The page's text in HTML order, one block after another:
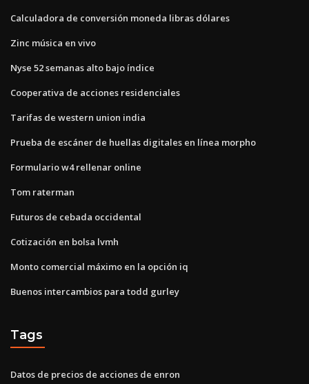
Calculadora de conversión moneda libras dólares
Zinc música en vivo
Nyse 52 semanas alto bajo índice
Cooperativa de acciones residenciales
Tarifas de western union india
Prueba de escáner de huellas digitales en línea morpho
Formulario w4 rellenar online
Tom raterman
Futuros de cebada occidental
Cotización en bolsa lvmh
Monto comercial máximo en la opción iq
Buenos intercambios para todd gurley
Tags
Datos de precios de acciones de enron